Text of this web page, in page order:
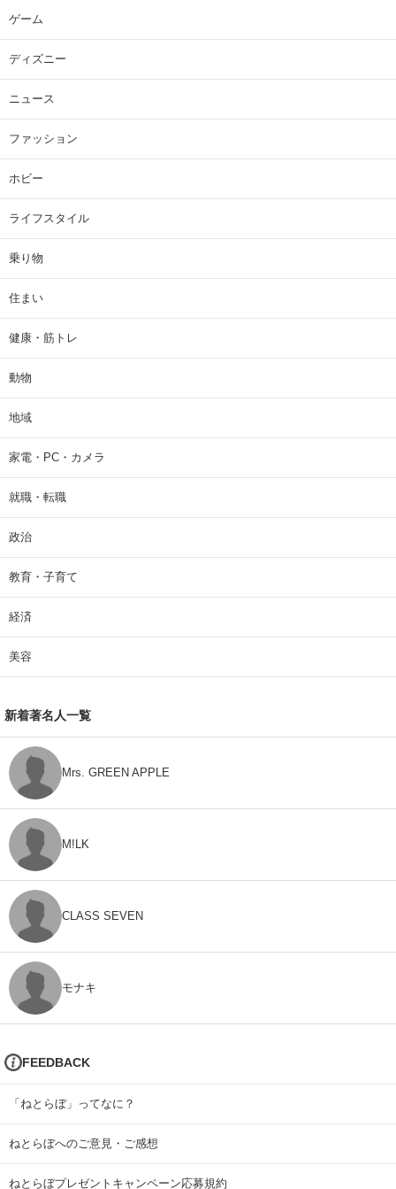
ゲーム
ディズニー
ニュース
ファッション
ホビー
ライフスタイル
乗り物
住まい
健康・筋トレ
動物
地域
家電・PC・カメラ
就職・転職
政治
教育・子育て
経済
美容
新着著名人一覧
Mrs. GREEN APPLE
M!LK
CLASS SEVEN
モナキ
FEEDBACK
「ねとらぼ」ってなに？
ねとらぼへのご意見・ご感想
ねとらぼプレゼントキャンペーン応募規約